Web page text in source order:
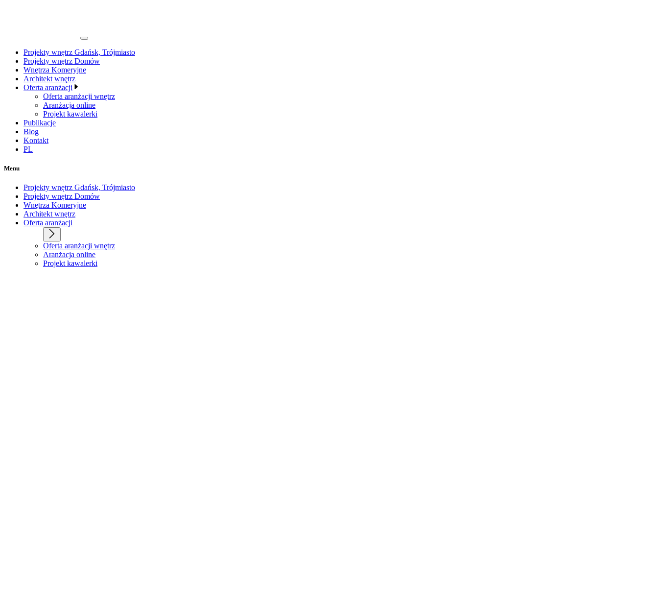
Projekty wnętrz Gdańsk, Trójmiasto
Projekty wnętrz Domów
Wnętrza Komeryjne
Architekt wnętrz
Oferta aranżacji
Oferta aranżacji wnętrz
Aranżacja online
Projekt kawalerki
Publikacje
Blog
Kontakt
PL
Menu
Projekty wnętrz Gdańsk, Trójmiasto
Projekty wnętrz Domów
Wnętrza Komeryjne
Architekt wnętrz
Oferta aranżacji
Oferta aranżacji wnętrz
Aranżacja online
Projekt kawalerki